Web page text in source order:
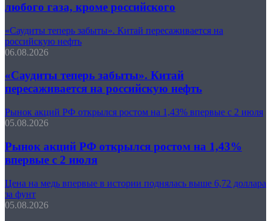
любого газа, кроме российского
«Саудиты теперь забыты». Китай пересаживается на
российскую нефть
06.08.2026
«Саудиты теперь забыты». Китай
пересаживается на российскую нефть
Рынок акций РФ открылся ростом на 1,43% впервые с 2 июля
05.08.2026
Рынок акций РФ открылся ростом на 1,43%
впервые с 2 июля
Цена на медь впервые в истории поднялась выше 6,72 доллара
за фунт
05.08.2026